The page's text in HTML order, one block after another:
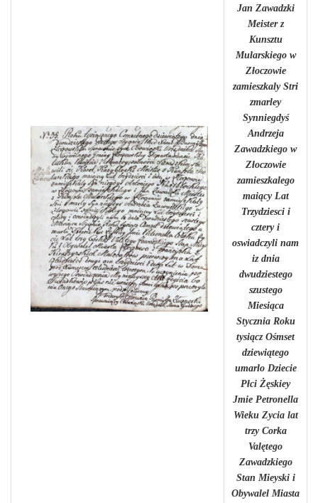
Jan Zawadzki
Meister z
Kunsztu
Mularskiego w
Złoczowie
zamieszkaly Stri
zmarley
Synniegdyś
Andrzeja
Zawadzkiego w
Złoczowie
zamieszkalego
maiący Lat
Trzydziesci i
cztery i
oswiadczyli nam
iz dnia
dwudziestego
szustego
Miesiąca
Stycznia Roku
tysiącz Ośmset
dziewiątego
umarlo Dziecie
Płci Żęskiey
Jmie Petronella
Wieku Zycia lat
trzy Corka
Valętego
Zawadzkiego
Stan Mieyski i
Obywalel Miasta